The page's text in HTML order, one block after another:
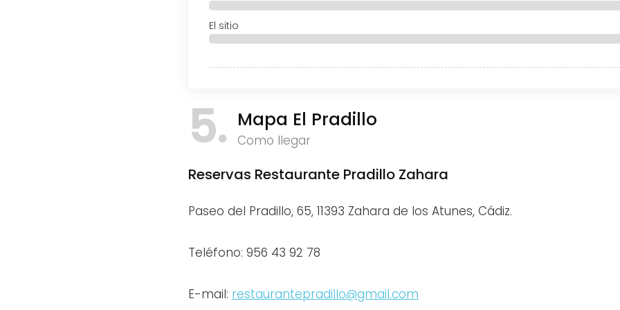
El sitio
5 Mapa El Pradillo
Como llegar
Reservas Restaurante Pradillo Zahara
Paseo del Pradillo, 65, 11393 Zahara de los Atunes, Cádiz.
Teléfono: 956 43 92 78
E-mail: restaurantepradillo@gmail.com